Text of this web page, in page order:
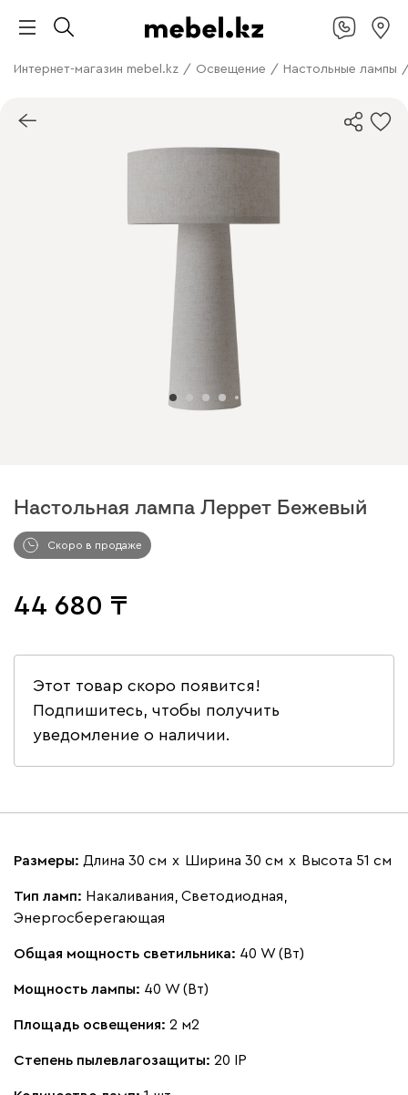
Интернет-магазин mebel.kz / Освещение / Настольные лампы
Настольная лампа Леррет Бежевый
Скоро в продаже
44 680
Этот товар скоро появится!
Подпишитесь, чтобы получить
уведомление о наличии.
Размеры: Длина 30 см х Ширина 30 см х Высота 51 см
Тип ламп: Накаливания, Светодиодная,
Энергосберегающая
Общая мощность светильника: 40 W (Вт)
Мощность лампы: 40 W (Вт)
Площадь освещения: 2 м2
Степень пылевлагозащиты: 20 IP